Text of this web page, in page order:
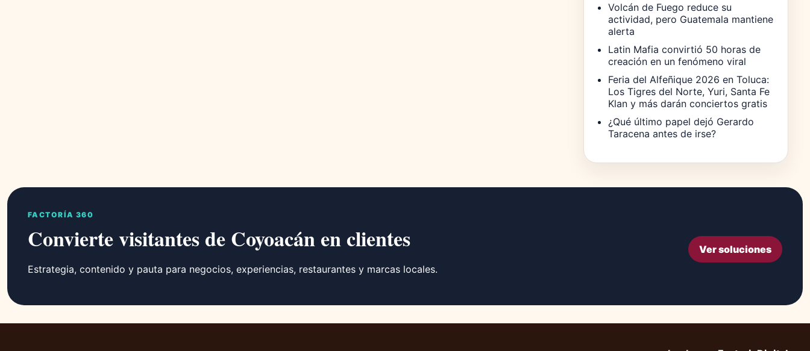
Volcán de Fuego reduce su
actividad, pero Guatemala mantiene
alerta
Latin Mafia convirtió 50 horas de
creación en un fenómeno viral
Feria del Alfeñique 2026 en Toluca:
Los Tigres del Norte, Yuri, Santa Fe
Klan y más darán conciertos gratis
¿Qué último papel dejó Gerardo
Taracena antes de irse?
FACTORÍA 360
Convierte visitantes de Coyoacán en clientes
Estrategia, contenido y pauta para negocios, experiencias, restaurantes y marcas locales.
Ver soluciones